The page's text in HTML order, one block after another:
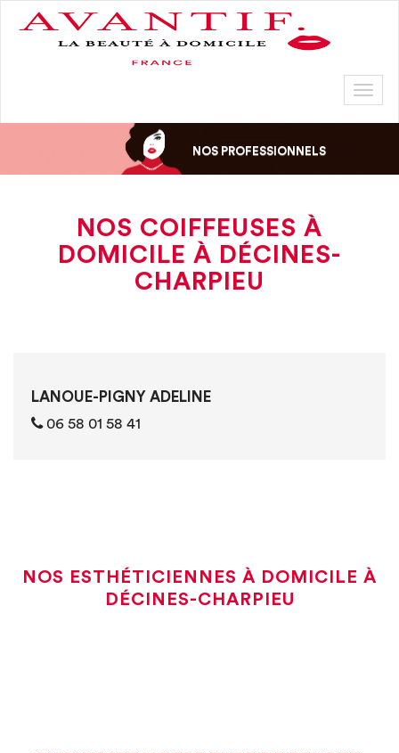
NOS PROFESSIONNELS
NOS COIFFEUSES À
DOMICILE À DÉCINES-
CHARPIEU
LANOUE-PIGNY ADELINE
0‭6 ‭‭‭58 01 58 41
NOS ESTHÉTICIENNES À DOMICILE À
DÉCINES-CHARPIEU